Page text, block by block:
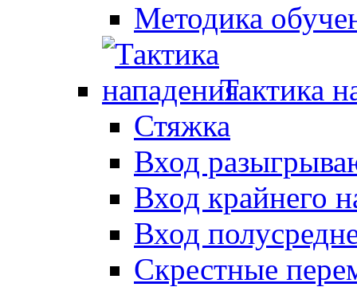
Методика
Тактика
Стяжка
Вход
Вход крайнего
Вход
Скрестные